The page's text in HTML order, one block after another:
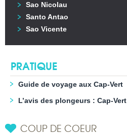
Sao Nicolau
Santo Antao
Sao Vicente
PRATIQUE
Guide de voyage aux Cap-Vert
L’avis des plongeurs : Cap-Vert
COUP DE COEUR